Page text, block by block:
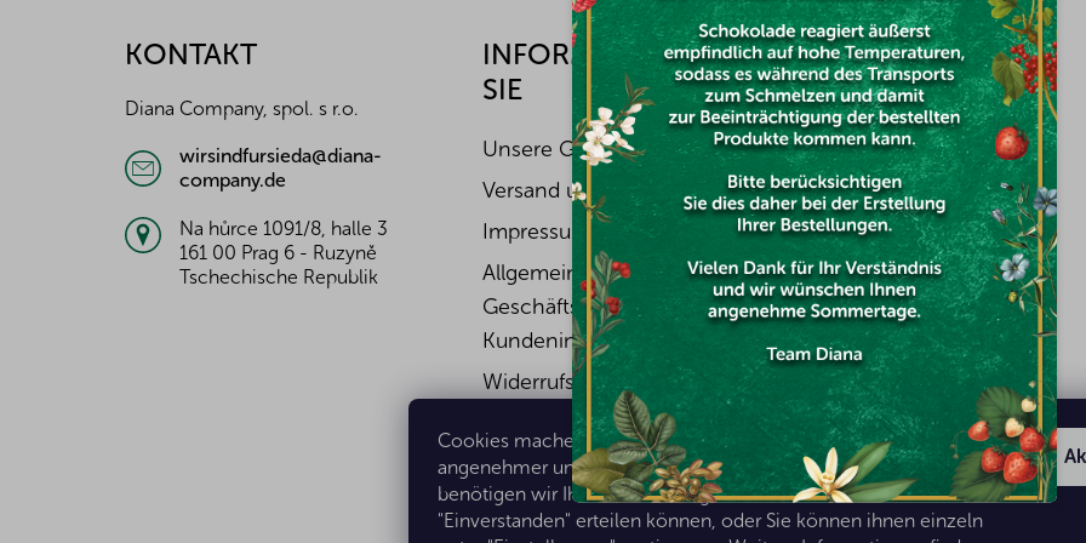
Cookies machen das Surfen auf unserer Webseite für Sie
angenehmer und einfacher. Um einige von ihnen zu verarbeiten,
benötigen wir Ihre Zustimmung, die Sie durch Klicken auf
"Einverstanden" erteilen können, oder Sie können ihnen einzeln
KONTAKT
Diana Company, spol. s r.o.
wirsindfursieda@diana-
company.de
Na hůrce 1091/8, halle 3
161 00 Prag 6 - Ruzyně
Tschechische Republik
INFORMATIONEN FÜR
SIE
Unsere Geschichte
Versand und Bezahlung
Impressum
Allgemeine
Geschäftsbedingungen mit
Kundeninformationen
Widerrufsbelehrung &
Widerrufsformular
Datenschutzerklärung
FACEBOOK